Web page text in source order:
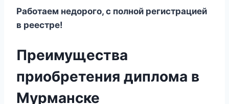
Работаем недорого, с полной регистрацией
в реестре!
Преимущества
приобретения диплома в
Мурманске